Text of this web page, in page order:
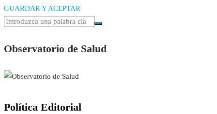
GUARDAR Y ACEPTAR
Observatorio de Salud
Política Editorial